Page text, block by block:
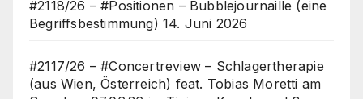
#2118/26 – #Positionen – Bubblejournaille (eine
Begriffsbestimmung) 14. Juni 2026
#2117/26 – #Concertreview – Schlagertherapie
(aus Wien, Österreich) feat. Tobias Moretti am